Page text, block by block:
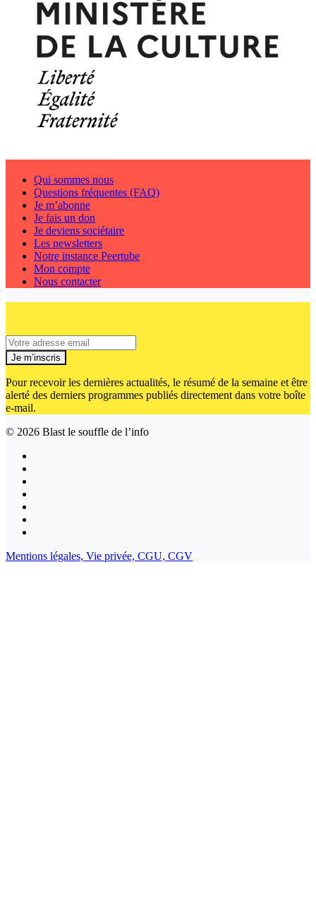
Qui sommes nous
Questions fréquentes (FAQ)
Je m’abonne
Je fais un don
Je deviens sociétaire
Les newsletters
Notre instance Peertube
Mon compte
Nous contacter
Je m’inscris
Pour recevoir les dernières actualités, le résumé de la semaine et être
alerté des derniers programmes publiés directement dans votre boîte
e-mail.
© 2026 Blast le souffle de l’info
Mentions légales, Vie privée, CGU, CGV